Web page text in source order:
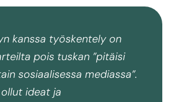
kanssa työskentely on
pois tuskan ”pitäisi
sosiaalisessa mediassa”.
ideat ja